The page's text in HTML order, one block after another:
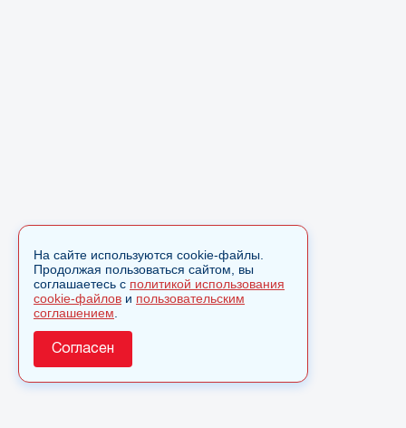
На сайте используются cookie-файлы.
Продолжая пользоваться сайтом, вы
соглашаетесь с политикой использования
cookie-файлов и пользовательским
соглашением
Согласен